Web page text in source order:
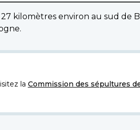
kilomètres environ au sud
la Commission des sépultures